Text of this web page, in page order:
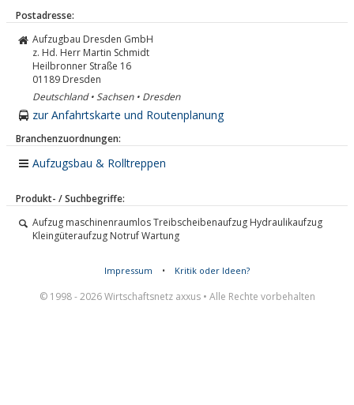
Postadresse:
Aufzugbau Dresden GmbH
z. Hd. Herr Martin Schmidt
Heilbronner Straße 16
01189 Dresden
Deutschland • Sachsen • Dresden
zur Anfahrtskarte und Routenplanung
Branchenzuordnungen:
Aufzugsbau & Rolltreppen
Produkt- / Suchbegriffe:
Aufzug maschinenraumlos Treibscheibenaufzug Hydraulikaufzug
Kleingüteraufzug Notruf Wartung
Impressum • Kritik oder Ideen?
© 1998 - 2026 Wirtschaftsnetz axxus • Alle Rechte vorbehalten